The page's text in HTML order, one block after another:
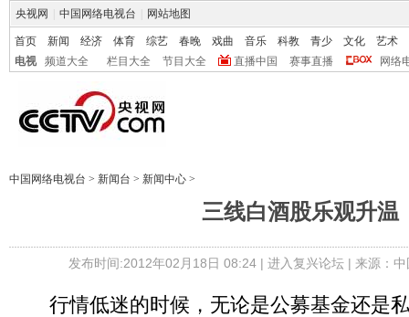
央视网 中国网络电视台 网站地图
首页 新闻 经济 体育 综艺 春晚 戏曲 音乐 科教 青少 文化
艺术
电视
频道大全 栏目大全 节目大全 直播中国 赛事直播 网络
中国网络电视台 > 新闻台 > 新闻中心 >
三线白酒股乐观升温
发布时间:2012年02月18日 08:24 | 进入复兴论坛| 来源：
行情低迷的时候，无论是公募基金还是